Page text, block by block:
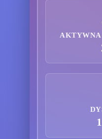
AKTYWNA